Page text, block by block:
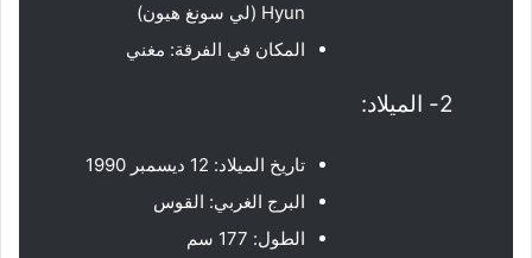
Hyun (لي سونغ هيون)
المكان في الفرقة: مغني
2- الميلاد:
تاريخ الميلاد: 12 ديسمبر 1990
البرج الغربي: القوس
الطول: 177 سم